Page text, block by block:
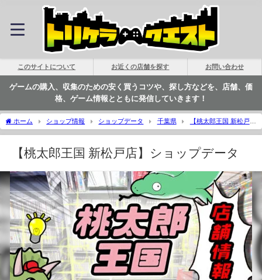
このサイトについて お近くの店舗を探す お問い合わせ
ゲームの購入、収集のための安く買うコツや、探し方などを、店舗、価
格、ゲーム情報とともに発信していきます！
ホーム ショップ情報 ショップデータ 千葉県
【桃太郎王国 新松戸
店】ショップデータ | トリケラクエスト
【桃太郎王国 新松戸店】ショップデータ